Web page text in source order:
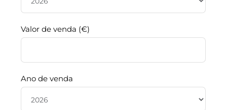
Valor de venda (€)
Ano de venda